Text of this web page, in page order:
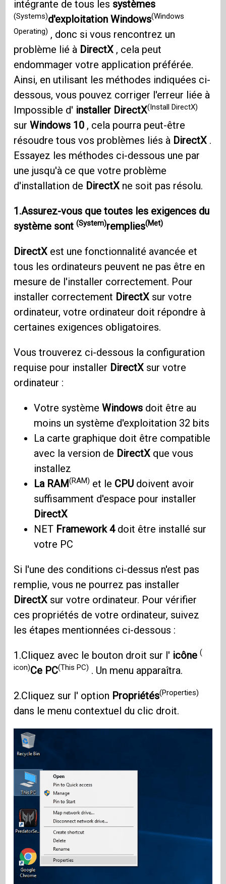
intégrante de tous les systèmes
(Systems)d'exploitation Windows(Windows
Operating) , donc si vous rencontrez un
problème lié à DirectX , cela peut
endommager votre application préférée.
Ainsi, en utilisant les méthodes indiquées ci-
dessous, vous pouvez corriger l'erreur liée à
Impossible d' installer DirectX(Install DirectX)
surWindows 10 , cela pourra peut-être
résoudre tous vos problèmes liés à DirectX .
Essayez les méthodes ci-dessous une par
une jusqu'à ce que votre problème
d'installation de DirectX ne soit pas résolu.
1.Assurez-vous que toutes les exigences du
système sont(System)remplies(Met)
DirectX est une fonctionnalité avancée et
tous les ordinateurs peuvent ne pas être en
mesure de l'installer correctement. Pour
installer correctement DirectX sur votre
ordinateur, votre ordinateur doit répondre à
certaines exigences obligatoires.
Vous trouverez ci-dessous la configuration
requise pour installer DirectX sur votre
ordinateur :
Votre systèmeWindows doit être au
moins un système d'exploitation 32 bits
La carte graphique doit être compatible
avec la version de DirectX que vous
installez
La RAM(RAM) et le CPU doivent avoir
suffisamment d'espace pour installer
DirectX
NET Framework 4doit être installé sur
votre PC
Si l'une des conditions ci-dessus n'est pas
remplie, vous ne pourrez pas installer
DirectX sur votre ordinateur. Pour vérifier
ces propriétés de votre ordinateur, suivez
les étapes mentionnées ci-dessous :
1.Cliquez avec le bouton droit sur l' icône(
icon)Ce PC(This PC) . Un menu apparaîtra.
2.Cliquez sur l' option Propriétés(Properties)
dans le menu contextuel du clic droit.